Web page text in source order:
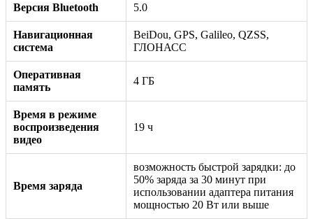
Версия Bluetooth 5.0
Навигационная
система
BeiDou, GPS, Galileo, QZSS,
ГЛОНАСС
Оперативная
память
4 ГБ
Время в режиме
воспроизведения
видео
19 ч
Время заряда
возможность быстрой зарядки: до
50% заряда за 30 минут при
использовании адаптера питания
мощностью 20 Вт или выше